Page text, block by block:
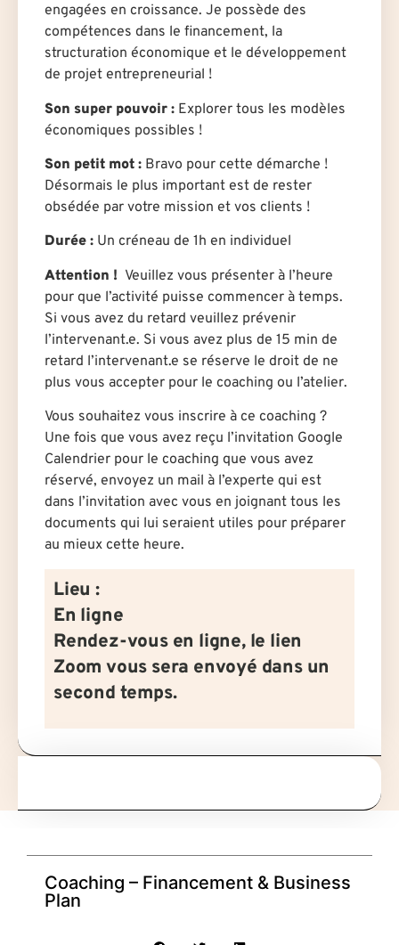
engagées en croissance. Je possède des
compétences dans le financement, la
structuration économique et le développement
de projet entrepreneurial !
Son super pouvoir : Explorer tous les modèles
économiques possibles !
Son petit mot : Bravo pour cette démarche !
Désormais le plus important est de rester
obsédée par votre mission et vos clients !
Durée : Un créneau de 1h en individuel
Attention ! Veuillez vous présenter à l’heure
pour que l’activité puisse commencer à temps.
Si vous avez du retard veuillez prévenir
l’intervenant.e. Si vous avez plus de 15 min de
retard l’intervenant.e se réserve le droit de ne
plus vous accepter pour le coaching ou l’atelier.
Vous souhaitez vous inscrire à ce coaching ?
Une fois que vous avez reçu l’invitation Google
Calendrier pour le coaching que vous avez
réservé, envoyez un mail à l’experte qui est
dans l’invitation avec vous en joignant tous les
documents qui lui seraient utiles pour préparer
au mieux cette heure.
Lieu :
En ligne
Rendez-vous en ligne, le lien
Zoom vous sera envoyé dans un
second temps.
Coaching – Financement & Business
Plan